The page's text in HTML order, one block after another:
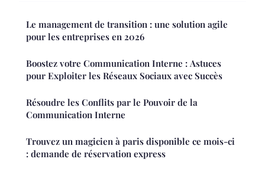
Le management de transition : une solution agile
pour les entreprises en 2026
Boostez votre Communication Interne : Astuces
pour Exploiter les Réseaux Sociaux avec Succès
Résoudre les Conflits par le Pouvoir de la
Communication Interne
Trouvez un magicien à paris disponible ce mois-ci
: demande de réservation express